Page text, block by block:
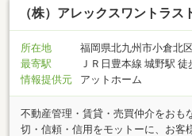
（株）アレックスワントラス
所在地
福岡県北九州市小倉北
最寄駅
ＪＲ日豊本線 城野駅 徒
情報提供元
アットホーム
不動産管理・賃貸・売買仲介をおも
切・信頼・信用をモットーに、お客